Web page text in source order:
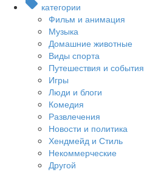
категории
Фильм и анимация
Музыка
Домашние животные
Виды спорта
Путешествия и события
Игры
Люди и блоги
Комедия
Развлечения
Новости и политика
Хендмейд и Стиль
Некоммерческие
Другой